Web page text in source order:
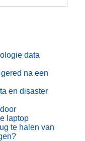
data
na een
en disaster
laptop
te halen van